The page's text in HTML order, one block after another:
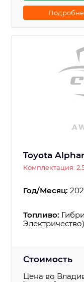
Toyota
Комплектация:
Год/Месяц:
Топливо:
Электричество)
Стоимость
Цена во